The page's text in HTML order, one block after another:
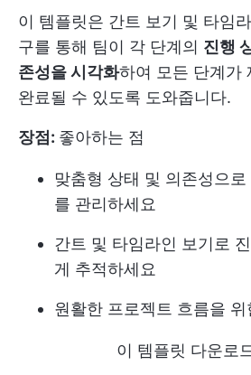
이 템플릿은 간트 보기 및 타임
구를 통해 팀이 각 단계의 진행
존성을 시각화하여 모든 단계가
완료될 수 있도록 도와줍니다.
장점: 좋아하는 점
맞춤형 상태 및 의존성으
를 관리하세요
간트 및 타임라인 보기로
게 추적하세요
원활한 프로젝트 흐름을 위
이 템플릿 다운로